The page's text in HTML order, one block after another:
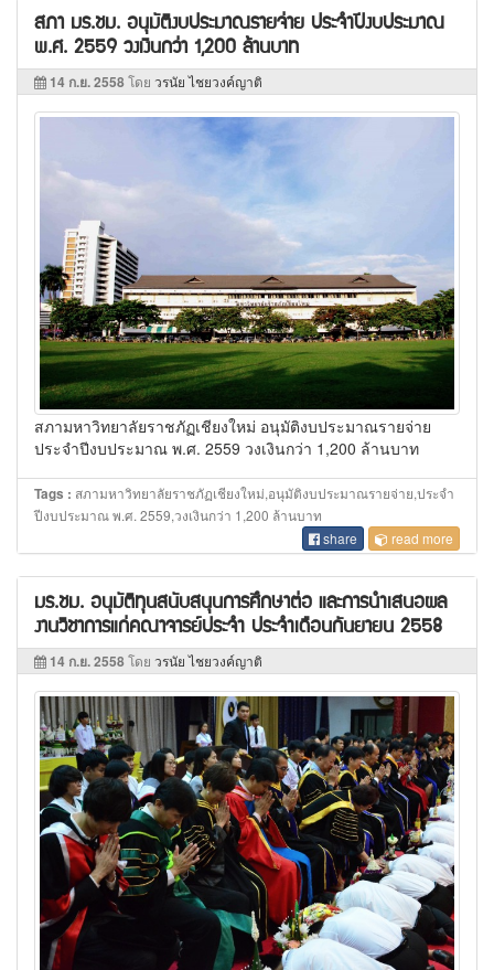
สภา มร.ชม. อนุมัติงบประมาณรายจ่าย ประจำปีงบประมาณ
พ.ศ. 2559 วงเงินกว่า 1,200 ล้านบาท
14 ก.ย. 2558โดย วรนัย ไชยวงค์ญาติ
สภามหาวิทยาลัยราชภัฏเชียงใหม่ อนุมัติงบประมาณรายจ่าย
ประจำปีงบประมาณ พ.ศ. 2559 วงเงินกว่า 1,200 ล้านบาท
Tags : สภามหาวิทยาลัยราชภัฏเชียงใหม่,อนุมัติงบประมาณรายจ่าย,ประจำ
ปีงบประมาณ พ.ศ. 2559,วงเงินกว่า 1,200 ล้านบาท
share
read more
มร.ชม. อนุมัติทุนสนับสนุนการศึกษาต่อ และการนำเสนอผล
งานวิชาการแก่คณาจารย์ประจำ ประจำเดือนกันยายน 2558
14 ก.ย. 2558โดย วรนัย ไชยวงค์ญาติ